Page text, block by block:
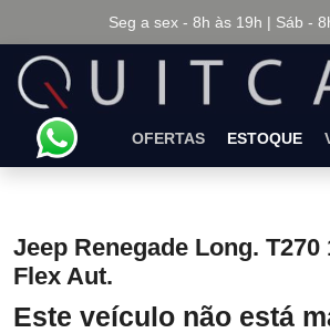
Seg a sex - 8h às 19h | Sáb -
OFERTAS ESTOQUE
Jeep Renegade Long. T270
Flex Aut.
Este veículo não está